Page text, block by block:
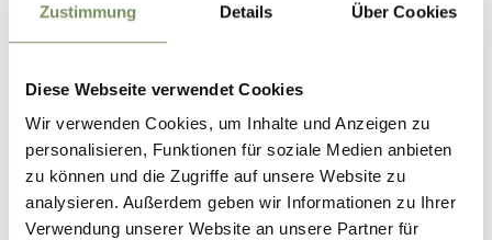
Zustimmung Details Über Cookies
Diese Webseite verwendet Cookies
Wir verwenden Cookies, um Inhalte und Anzeigen zu
personalisieren, Funktionen für soziale Medien anbieten
zu können und die Zugriffe auf unsere Website zu
analysieren. Außerdem geben wir Informationen zu Ihrer
Verwendung unserer Website an unsere Partner für
DIENSTLEISTER IN
NATURNS & PLAUS
GESCHÄFTE IN NATURNS
& PLAUS